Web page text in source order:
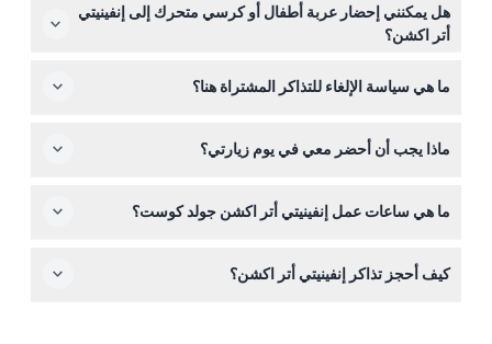
سنوات فما فوق. يمكن للأطفال بين 4 و12 سنة المشاركة، لكن
يجب أن يكونوا برفقة شخص بالغ يدفع التذكرة. ولا ينصح بها
هل يمكنني إحضار عربة أطفال أو كرسي متحرك إلى إنفينيتي
أتر اكشن؟
يسهل على العائلات والزوار ذوي الاحتياجات الحركية الاستمتاع
ما هي سياسة الإلغاء للتذاكر المشتراة هنا؟
ثبات خططك قبل الحجز.
ماذا يجب أن أحضر معي في يوم زيارتي؟
من الموعد. وبما أن بعض المناطق منخفضة الإضاءة، فكر في
ما هي ساعات عمل إنفينيتي أتر اكشن جولد كوست؟
11:00 صباحًا حتى 10:00 مساءً، ويومي السبت والأحد من 10:00
كيف أحجز تذاكر إنفينيتي أتر اكشن؟